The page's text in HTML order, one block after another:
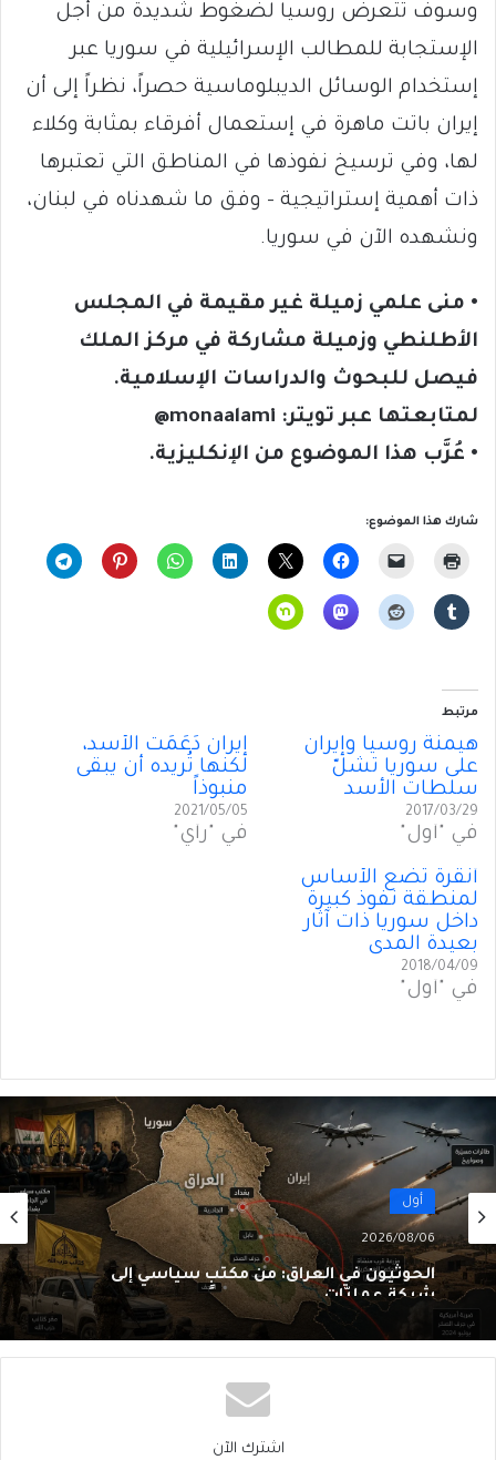
وسوف تتعرض روسيا لضغوط شديدة من أجل
الإستجابة للمطالب الإسرائيلية في سوريا عبر
إستخدام الوسائل الديبلوماسية حصراً، نظراً إلى أن
إيران باتت ماهرة في إستعمال أفرقاء بمثابة وكلاء
لها، وفي ترسيخ نفوذها في المناطق التي تعتبرها
ذات أهمية إستراتيجية – وفق ما شهدناه في لبنان،
ونشهده الآن في سوريا.
• منى علمي زميلة غير مقيمة في المجلس
الأطلنطي وزميلة مشاركة في مركز الملك
فيصل للبحوث والدراسات الإسلامية.
لمتابعتها عبر تويتر: monaalami@
• عُرَّب هذا الموضوع من الإنكليزية.
شارك هذا الموضوع:
مرتبط
هيمنة روسيا وإيران
على سوريا تشلّ
سلطات الأسد
2017/03/29
في "أول"
إيران دَعَمَت الأسد،
لكنها تُريده أن يبقى
منبوذاً
2021/05/05
في "رأي"
أنقرة تضع الأساس
لمنطقة نفوذ كبيرة
داخل سوريا ذات آثار
بعيدة المدى
2018/04/09
في "أول"
أول
2026/08/06
الحوثيون في العراق: من مكتبٍ سياسي إلى
شبكةِ عمليّات
اشترك الآن